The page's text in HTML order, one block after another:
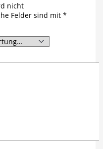
nicht
Felder sind mit *